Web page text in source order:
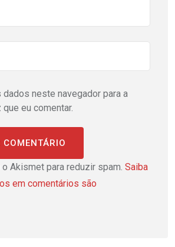
dados neste navegador para a
eu comentar.
Akismet para reduzir spam. Saiba
em comentários são